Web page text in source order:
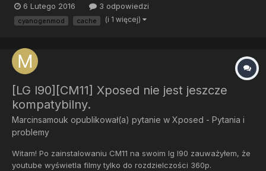
mount /cache" Wybranie formatowania /cache sprawia, że
telefon wisi cały czas na "formatting". Co można z tym zrobi...
6 Lutego 2016 3 odpowiedzi
cyanogenmod cache (i 1 więcej)
[LG l90][CM11] Xposed nie jest jeszcze
kompatybilny.
Marcinsamouk opublikował(a) pytanie w Xposed - Pytania i
problemy
Witam! Po zainstalowaniu CM11 na swoim lg l90 zauważyłem, że
youtube wyświetla filmy tylko do rozdzielczości 360p.